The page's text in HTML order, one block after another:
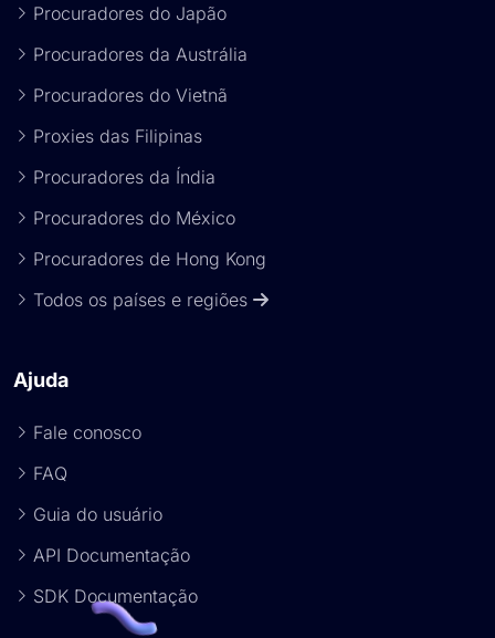
Procuradores do Japão
Procuradores da Austrália
Procuradores do Vietnã
Proxies das Filipinas
Procuradores da Índia
Procuradores do México
Procuradores de Hong Kong
Todos os países e regiões
Ajuda
Fale conosco
FAQ
Guia do usuário
API Documentação
SDK Documentação